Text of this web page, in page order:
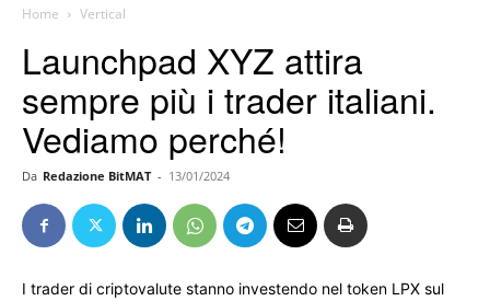
Home Vertical
Launchpad XYZ attira
sempre più i trader italiani.
Vediamo perché!
Da Redazione BitMAT - 13/01/2024
I trader di criptovalute stanno investendo nel token LPX sul